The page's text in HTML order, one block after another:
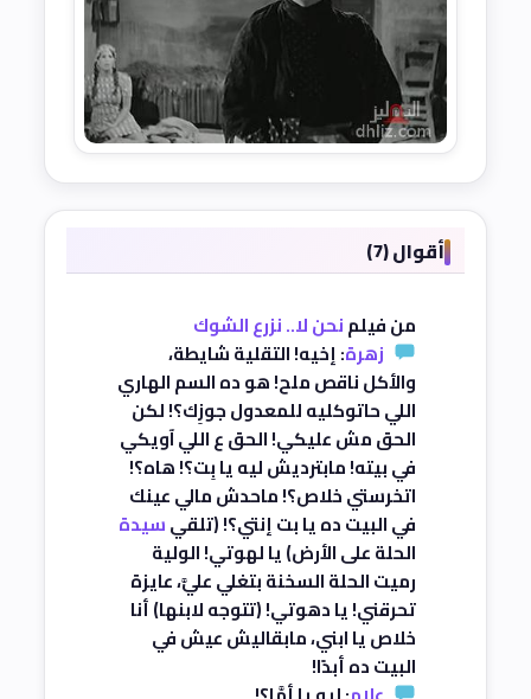
أقوال (7)
من فيلمنحن لا.. نزرع الشوك
زهرة: إخيه! التقلية شايطة،
والأكل ناقص ملح! هو ده السم الهاري
اللي حاتوكليه للمعدول جوزِك؟! لكن
الحق مش عليكي! الحق ع اللي آويكي
في بيته! مابترديش ليه يا بِت؟! هاه؟!
اتخرستي خلاص؟! ماحدش مالي عينك
في البيت ده يا بت إنتي؟! (تلقيسيدة
الحلة على الأرض) يا لهوتي! الولية
رميت الحلة السخنة بتغلي عليَّ، عايزة
تحرقني! يا دهوتي! (تتوجه لابنها) أنا
خلاص يا ابني، مابقاليش عيش في
البيت ده أبدًا!